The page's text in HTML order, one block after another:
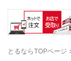
とるならTOPページ